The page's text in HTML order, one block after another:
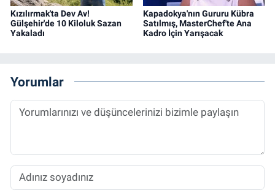
Kızılırmak'ta Dev Av!
Gülşehir'de 10 Kiloluk Sazan
Yakaladı
Kapadokya'nın Gururu Kübra
Satılmış, MasterChef'te Ana
Kadro İçin Yarışacak
Yorumlar